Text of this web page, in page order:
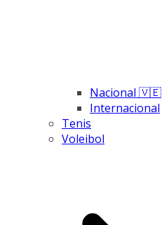
Nacional 🇻🇪
Internacional
Tenis
Voleibol